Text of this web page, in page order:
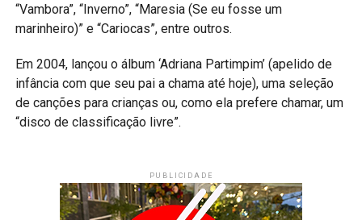
“Vambora”, “Inverno”, “Maresia (Se eu fosse um
marinheiro)” e “Cariocas”, entre outros.
Em 2004, lançou o álbum ‘Adriana Partimpim’ (apelido de
infância com que seu pai a chama até hoje), uma seleção
de canções para crianças ou, como ela prefere chamar, um
“disco de classificação livre”.
PUBLICIDADE